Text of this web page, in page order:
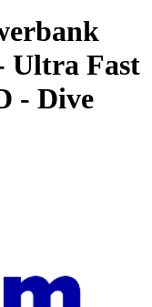
Ultra Fast
- Dive